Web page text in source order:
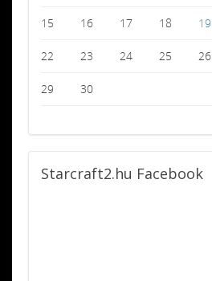
15 16 17 18 19
22 23 24 25 26
29 30
Starcraft2.hu Facebook